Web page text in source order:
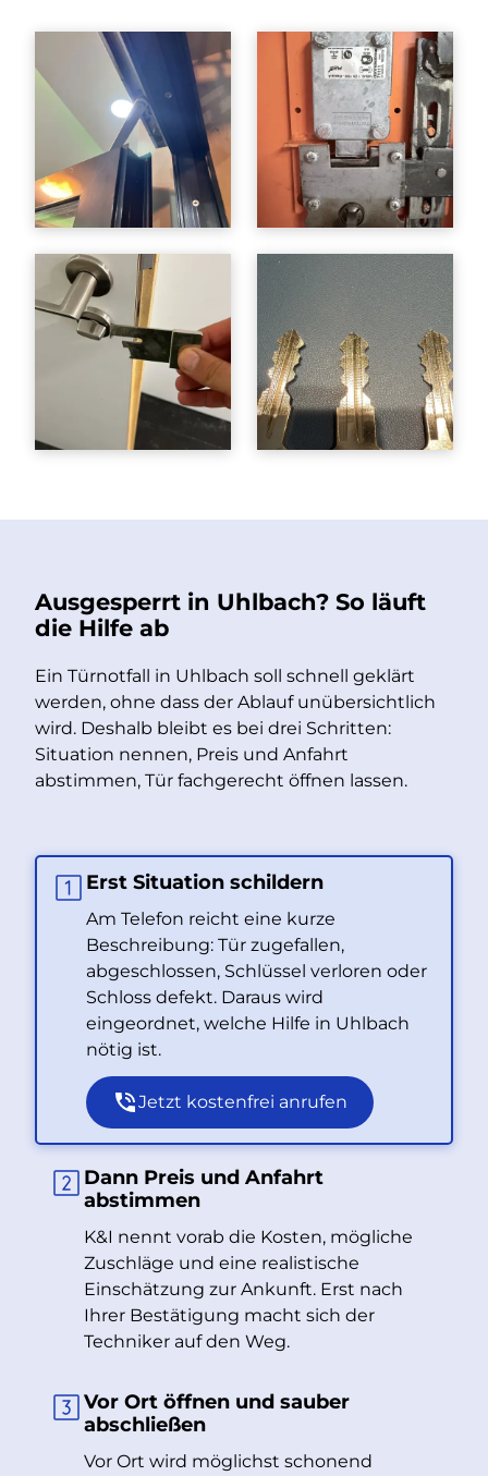
Ausgesperrt in Uhlbach? So läuft
die Hilfe ab
Ein Türnotfall in Uhlbach soll schnell geklärt
werden, ohne dass der Ablauf unübersichtlich
wird. Deshalb bleibt es bei drei Schritten:
Situation nennen, Preis und Anfahrt
abstimmen, Tür fachgerecht öffnen lassen.
Erst Situation schildern
Am Telefon reicht eine kurze
Beschreibung: Tür zugefallen,
abgeschlossen, Schlüssel verloren oder
Schloss defekt. Daraus wird
eingeordnet, welche Hilfe in Uhlbach
nötig ist.
Jetzt kostenfrei anrufen
Dann Preis und Anfahrt
abstimmen
K&I nennt vorab die Kosten, mögliche
Zuschläge und eine realistische
Einschätzung zur Ankunft. Erst nach
Ihrer Bestätigung macht sich der
Techniker auf den Weg.
Vor Ort öffnen und sauber
abschließen
Vor Ort wird möglichst schonend